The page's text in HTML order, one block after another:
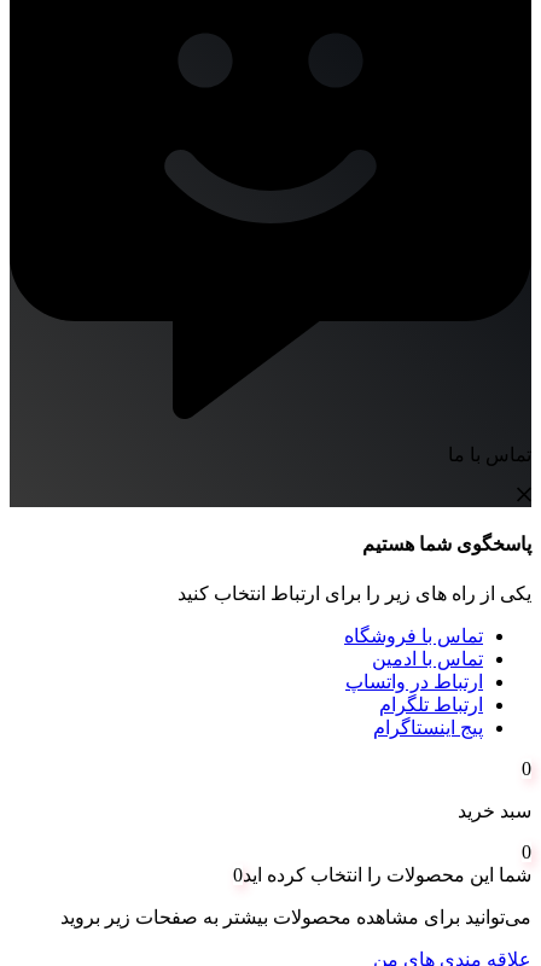
تماس با ما
پاسخگوی شما هستیم
یکی از راه های زیر را برای ارتباط انتخاب کنید
تماس با فروشگاه
تماس با ادمین
ارتباط در واتساپ
ارتباط تلگرام
پیج اینستاگرام
0
سبد خرید
0
شما این محصولات را انتخاب کرده اید0
می‌توانید برای مشاهده محصولات بیشتر به صفحات زیر بروید
علاقه مندی های من